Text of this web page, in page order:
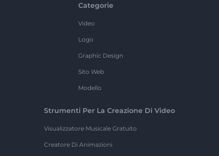
Categorie
Video
Logo
Graphic Design
Sito Web
Modello
Strumenti Per La Creazione Di Video
Visualizzatore Musicale Gratuito
Creatore Di Animazioni